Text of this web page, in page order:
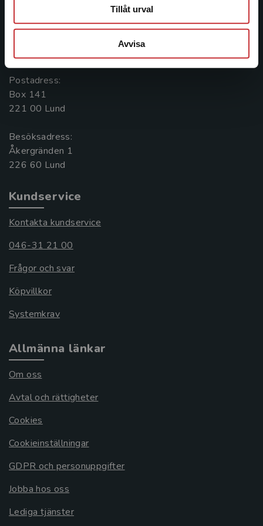
Tillåt urval
Avvisa
Kontakta oss
046-31 20 00
Postadress:
Box 141
221 00 Lund
Besöksadress:
Åkergränden 1
Kundservice
Kontakta kundservice
046-31 21 00
Frågor och svar
Köpvillkor
Systemkrav
Allmänna länkar
Om oss
Avtal och rättigheter
Cookies
Cookieinställningar
GDPR och personuppgifter
Jobba hos oss
Lediga tjänster